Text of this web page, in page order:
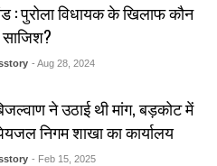
: पुरोला विधायक के खिलाफ कौन
- Aug 28, 2024
ने उठाई थी मांग, बड़कोट में
निगम शाखा का कार्यालय
- Feb 15, 2025